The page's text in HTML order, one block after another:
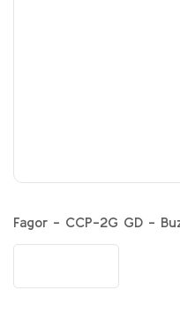
Fagor - CCP-2G GD -